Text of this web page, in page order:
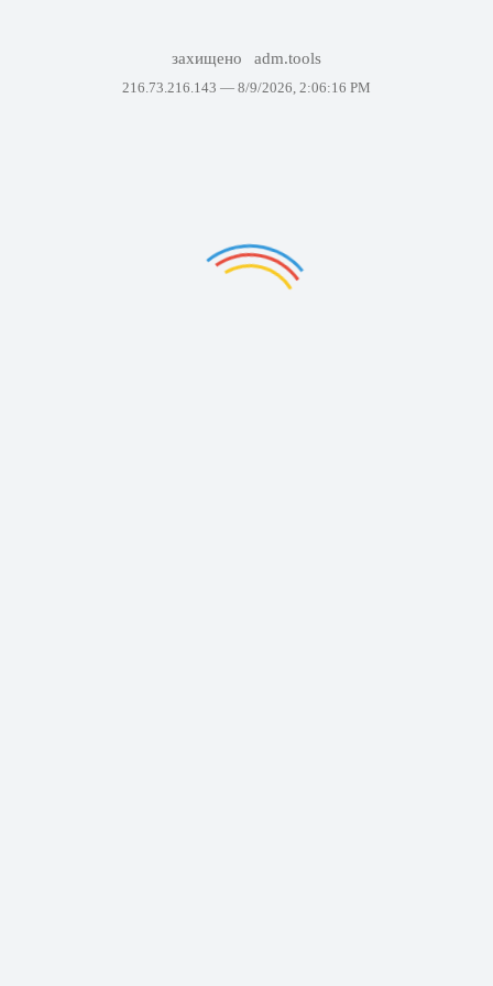
захищено adm.tools
216.73.216.143 — 8/9/2026, 2:06:16 PM